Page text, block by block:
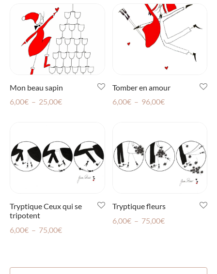
prix :
6,00€
à
96,00€
prix :
6,00€
à
25,00€
Mon beau sapin
6,00€ – 25,00€Plage
à
25,00€
Tomber en amour
6,00€ – 96,00€Plage
à
96,00€
Tryptique Ceux qui se
tripotent
6,00€ – 75,00€Plage
Tryptique fleurs
6,00€ – 75,00€Plage
à